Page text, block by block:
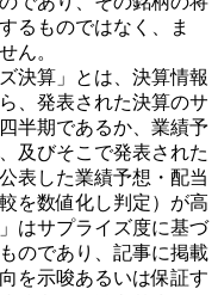
るものではなく、ま
ん。
決算」とは、決算情報
、発表された決算のサ
半期であるか、業績予
及びそこで発表された
表した業績予想・配当
を数値化し判定）が高
はサプライズ度に基づ
のであり、記事に掲載
を示唆あるいは保証す